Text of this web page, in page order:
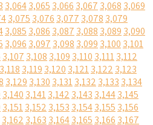
3,0643,065 3,066 3,067 3,068 3,069
3,075 3,076 3,077 3,078 3,079
3,085 3,086 3,087 3,088 3,089 3,090
3,096 3,097 3,098 3,099 3,100 3,101
3,107 3,108 3,109 3,110 3,1113,112
3,118 3,119 3,120 3,1213,122 3,123
3,129 3,130 3,1313,132 3,133 3,134
3,140 3,1413,142 3,143 3,1443,145
3,1513,152 3,153 3,1543,155 3,156
3,162 3,163 3,1643,165 3,166 3,167